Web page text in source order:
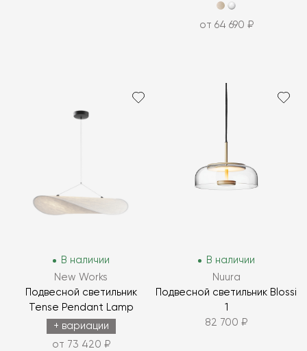
от 64 690 ₽
В наличии
New Works
Подвесной светильник
Tense Pendant Lamp
+ вариации
от 73 420 ₽
В наличии
Nuura
Подвесной светильник Blossi
1
82 700 ₽